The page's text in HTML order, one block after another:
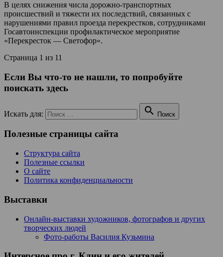
В целях снижения числа дорожно-транспортных
происшествий и тяжести их последствий, связанных с
нарушениями правил проезда перекрестков, сотрудниками
Госавтоинспекции профилактическое мероприятие
«Перекресток — Светофор».
Страница 1 из 11
Если Вы что-то не нашли, то попробуйте
поискать здесь
Искать для:  Поиск
Полезные страницы сайта
Структура сайта
Полезные ссылки
О сайте
Политика конфиденциальности
Выставки
Онлайн-выставки художников, фотографов и других
творческих людей
Фото-работы Василия Кузьмина